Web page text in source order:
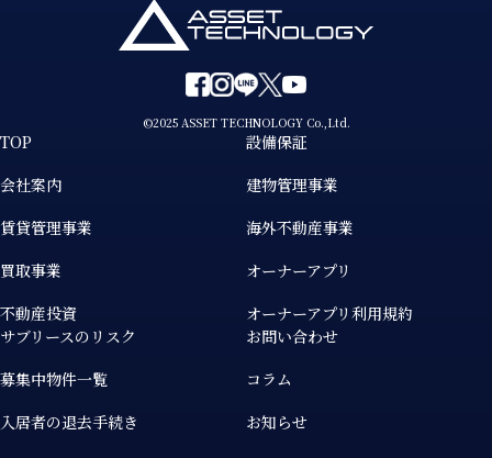
©2025 ASSET TECHNOLOGY Co.,Ltd.
TOP
会社案内
賃貸管理事業
買取事業
不動産投資
設備保証
建物管理事業
海外不動産事業
オーナーアプリ
オーナーアプリ利用規約
サブリースのリスク
募集中物件一覧
入居者の退去手続き
お問い合わせ
コラム
お知らせ